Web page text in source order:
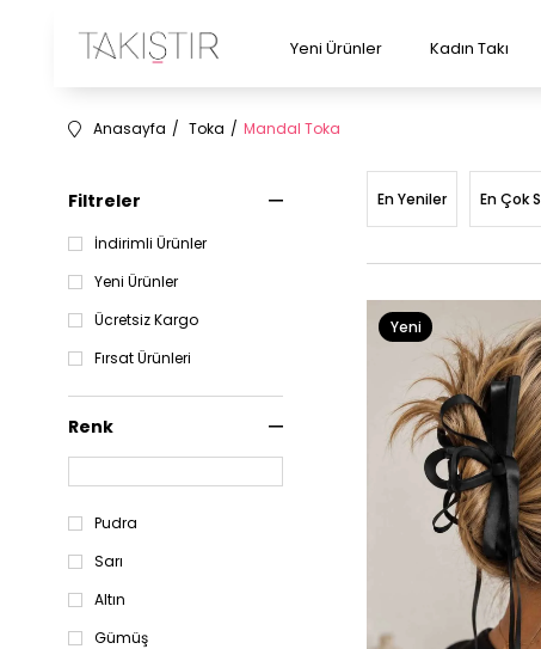
Yeni Ürünler Kadın Takı
Anasayfa Toka Mandal Toka
Filtreler
İndirimli Ürünler
Yeni Ürünler
Ücretsiz Kargo
Fırsat Ürünleri
Renk
Pudra
Sarı
Altın
Gümüş
En Yeniler En Çok
Yeni